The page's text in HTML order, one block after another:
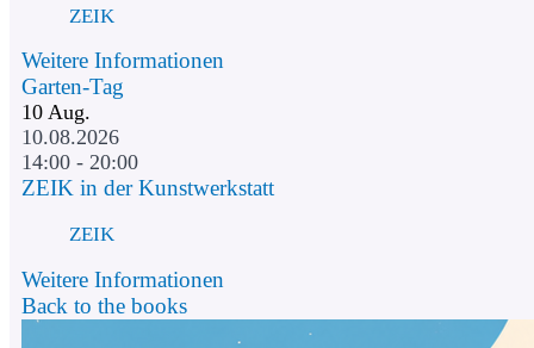
ZEIK
Weitere Informationen
Garten-Tag
10 Aug.
10.08.2026
14:00 - 20:00
ZEIK in der Kunstwerkstatt
ZEIK
Weitere Informationen
Back to the books